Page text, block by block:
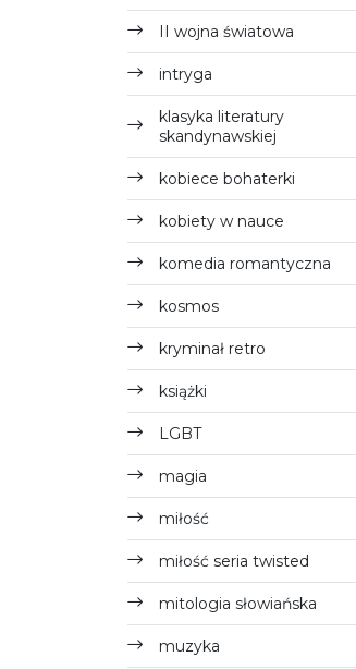
II wojna światowa
intryga
klasyka literatury
skandynawskiej
kobiece bohaterki
kobiety w nauce
komedia romantyczna
kosmos
kryminał retro
książki
LGBT
magia
miłość
miłość seria twisted
mitologia słowiańska
muzyka